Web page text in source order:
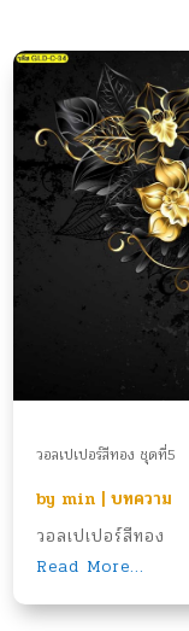
วอลเปเปอร์สีทอง ชุดที่5
by min |บทความ
วอลเปเปอร์สีทอง
Read More...